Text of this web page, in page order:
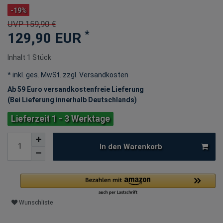
-19%
UVP 159,90 €
129,90 EUR *
Inhalt 1 Stück
* inkl. ges. MwSt. zzgl.
Versandkosten
Ab 59 Euro versandkostenfreie Lieferung
(Bei Lieferung innerhalb Deutschlands)
Lieferzeit 1 - 3 Werktage
In den Warenkorb
Wunschliste